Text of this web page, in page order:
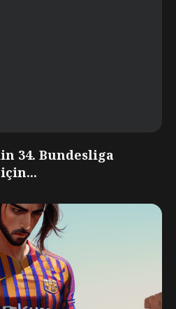
34. Bundesliga